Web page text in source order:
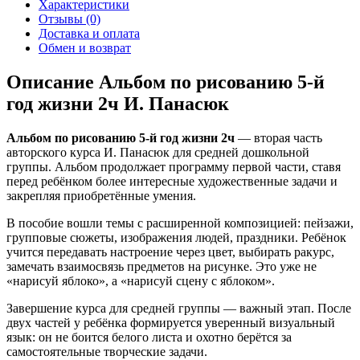
Характеристики
Отзывы (0)
Доставка и оплата
Обмен и возврат
Описание Альбом по рисованию 5-й
год жизни 2ч И. Панасюк
Альбом по рисованию 5-й год жизни 2ч — вторая часть
авторского курса И. Панасюк для средней дошкольной
группы. Альбом продолжает программу первой части, ставя
перед ребёнком более интересные художественные задачи и
закрепляя приобретённые умения.
В пособие вошли темы с расширенной композицией: пейзажи,
групповые сюжеты, изображения людей, праздники. Ребёнок
учится передавать настроение через цвет, выбирать ракурс,
замечать взаимосвязь предметов на рисунке. Это уже не
«нарисуй яблоко», а «нарисуй сцену с яблоком».
Завершение курса для средней группы — важный этап. После
двух частей у ребёнка формируется уверенный визуальный
язык: он не боится белого листа и охотно берётся за
самостоятельные творческие задачи.